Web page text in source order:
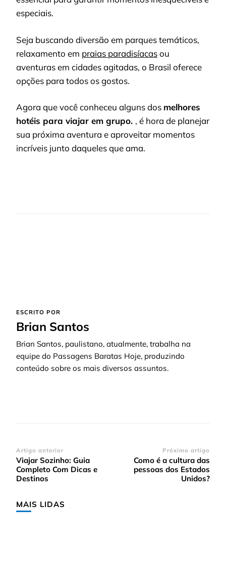
especiais.
Seja buscando diversão em parques temáticos,
relaxamento em praias paradisíacasou
aventuras em cidades agitadas, o Brasil oferece
opções para todos os gostos.
Agora que você conheceu alguns dos melhores
hotéis para viajar em grupo. , é hora de planejar
sua próxima aventura e aproveitar momentos
incríveis junto daqueles que ama.
ESCRITO POR
Brian Santos
Brian Santos, paulistano, atualmente, trabalha na
equipe do Passagens Baratas Hoje, produzindo
conteúdo sobre os mais diversos assuntos.
Navegação
de
post
Artigo anterior
Viajar Sozinho: Guia
Completo Com Dicas e
Destinos
Próximo artigo
Como é a cultura das
pessoas dos Estados
Unidos?
MAIS LIDAS